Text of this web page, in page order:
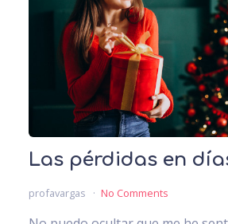
Las pérdidas en
profavargas No Comments